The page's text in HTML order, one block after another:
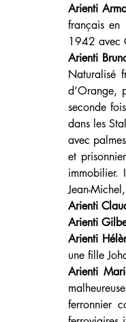
Arienti
français en
1942 avec
Arienti
Naturalisé
d’Orange,
seconde
dans les
avec
et
immobilier.
Jean-
Arienti
Arienti
Arienti
une fille
Arienti
ferronnier